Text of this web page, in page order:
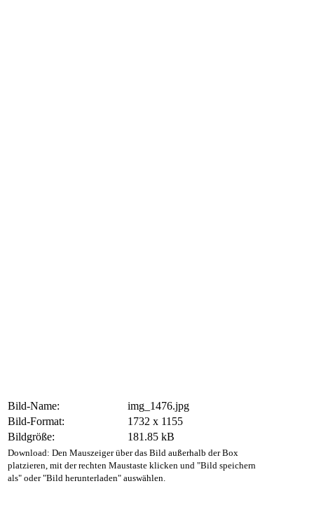
Bild-Name:
img_1476.jpg
Bild-Format:
1732 x 1155
Bildgröße:
181.85 kB
Download: Den Mauszeiger über das Bild außerhalb der Box
platzieren, mit der rechten Maustaste klicken und "Bild speichern
als" oder "Bild herunterladen" auswählen.